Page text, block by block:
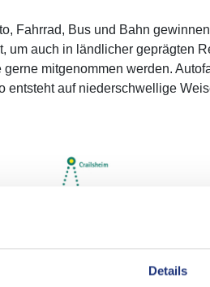
Details
Fahrrad, Bus und Bahn
um auch in ländlicher geprägten
mitgenommen werden.
entsteht auf niederschwellige